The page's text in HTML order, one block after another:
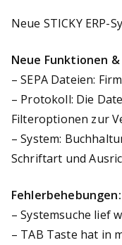
Neue STICKY ERP-
Neue Funktionen
– SEPA Dateien:
– Protokoll: Die
Filteroptionen zur
– System:
Schriftart und
Fehlerbehebungen:
– Systemsuche lief
– TAB Taste hat in